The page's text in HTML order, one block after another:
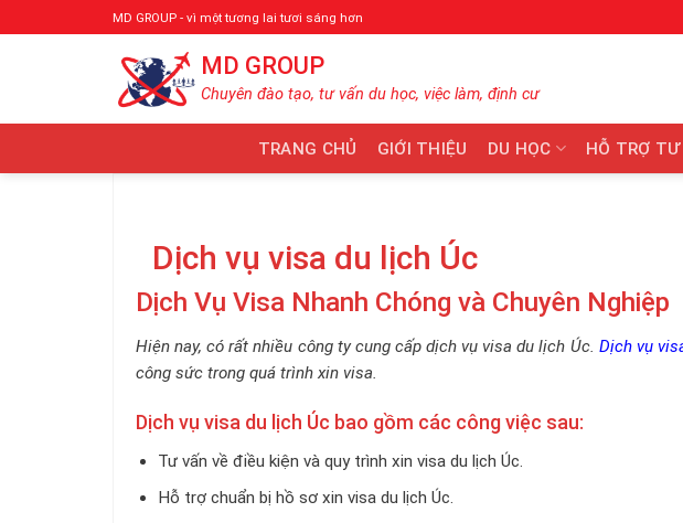
qua
MD GROUP - vì một tương lai tươi sáng hơn
MD GROUP
Chuyên đào tạo, tư vấn du học, việc làm, định cư
TRANG CHỦ GIỚI THIỆU DU HỌC HỖ TRỢ
Dịch vụ visa du lịch Úc
Dịch Vụ Visa Nhanh Chóng và Chuyên Nghiệp
Hiện nay, có rất nhiều công ty cung cấp dịch vụ visa du lịch Úc. Dịch vụ
công sức trong quá trình xin visa.
Dịch vụ visa du lịch Úc bao gồm các công việc sau:
Tư vấn về điều kiện và quy trình xin visa du lịch Úc.
Hỗ trợ chuẩn bị hồ sơ xin visa du lịch Úc.